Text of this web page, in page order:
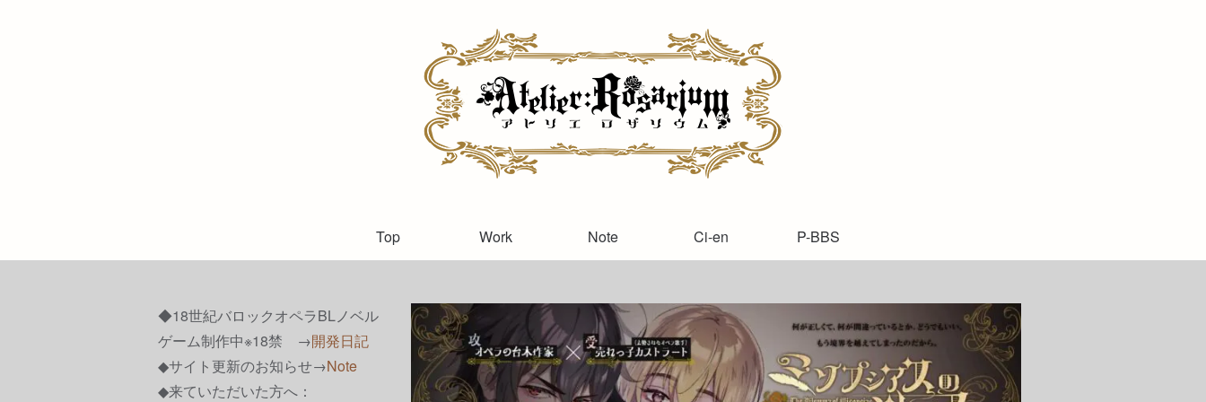
Top Work Note Ci-en P-BBS
◆18世紀バロックオペラBLノベル
ゲーム制作中※18禁 →開発日記
◆サイト更新のお知らせ→Note
◆来ていただいた方へ：